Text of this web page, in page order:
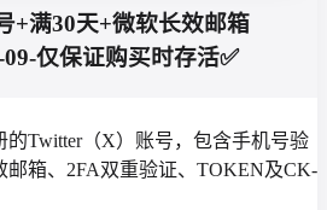
+满30天+微软长效邮箱
仅保证购买时存活✅
Twitter（X）账号，包含手机号验
邮箱、2FA双重验证、TOKEN及CK-